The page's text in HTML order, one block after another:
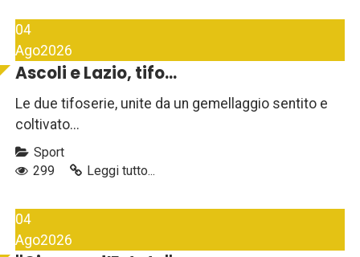
04
Ago2026
Ascoli e Lazio, tifo...
Le due tifoserie, unite da un gemellaggio sentito e
coltivato...
Sport
299
Leggi tutto...
04
Ago2026